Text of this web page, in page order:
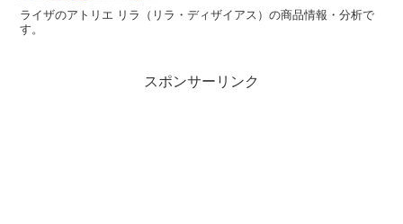
ライザのアトリエ リラ（リラ・ディザイアス）の商品情報・分析で
す。
スポンサーリンク